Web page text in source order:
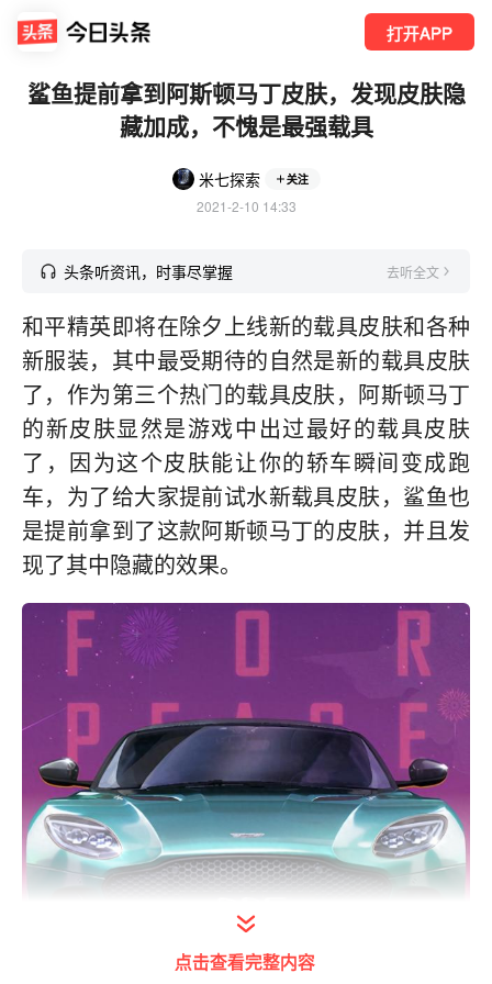
打开APP
鲨鱼提前拿到阿斯顿马丁皮肤，发现皮肤隐
藏加成，不愧是最强载具
米七探索 关注
2021-2-10 14:33
头条听资讯，时事尽掌握 去听全文
和平精英即将在除夕上线新的载具皮肤和各种
新服装，其中最受期待的自然是新的载具皮肤
了，作为第三个热门的载具皮肤，阿斯顿马丁
的新皮肤显然是游戏中出过最好的载具皮肤
了，因为这个皮肤能让你的轿车瞬间变成跑
车，为了给大家提前试水新载具皮肤，鲨鱼也
是提前拿到了这款阿斯顿马丁的皮肤，并且发
现了其中隐藏的效果。
点击查看完整内容